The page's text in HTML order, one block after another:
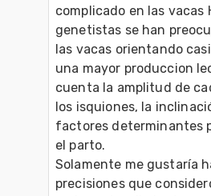
complicado en las vacas
genetistas se han
las vacas orientando
una mayor produccion
cuenta la amplitud de
los isquiones, la
factores determinantes
el parto.
Solamente me gustaría
precisiones que